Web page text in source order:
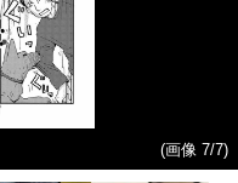
(画像 7/7)